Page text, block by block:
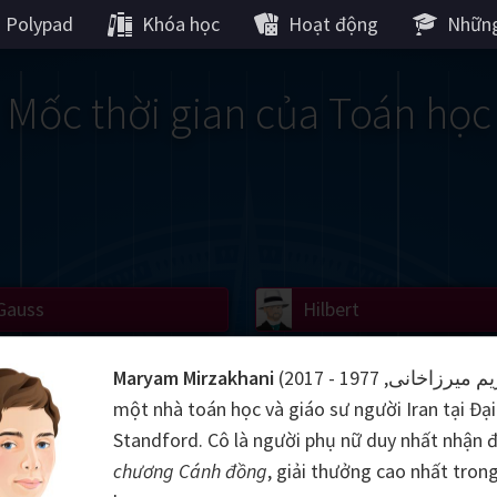
Polypad Khóa học Hoạt động
Mốc thời gian của Toán học
Einstein
Hilbert
Carroll
Cayley
Hamilton
Lobachevsky
Maryam Mirzakhani (مریم میرزاخانی, 1977 - 2017) là
một nhà toán học và giáo sư người Iran tại
Standford. Cô là người phụ nữ duy nhất nhận
chương Cánh đồng, giải thưởng cao nhất